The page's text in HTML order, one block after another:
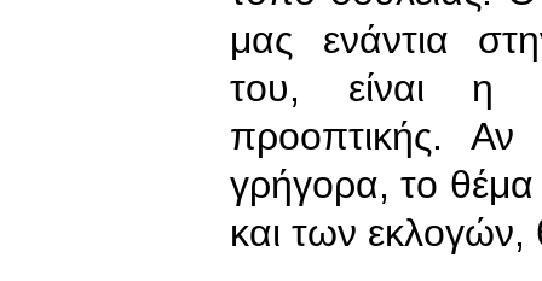
μας ενάντια
του, είναι η
προοπτικής.
γρήγορα, το θέμα
και των